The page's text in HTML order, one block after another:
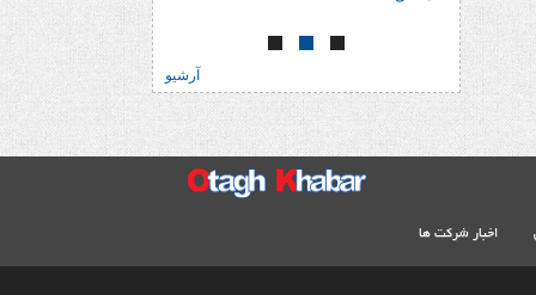
آرشیو
اخبار شرکت ها